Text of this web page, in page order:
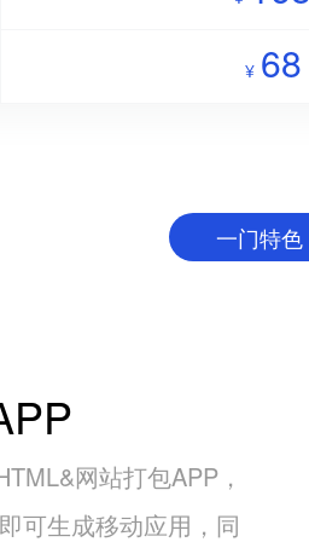
¥ 68
一门特色
网站打包APP，
可生成移动应用，同